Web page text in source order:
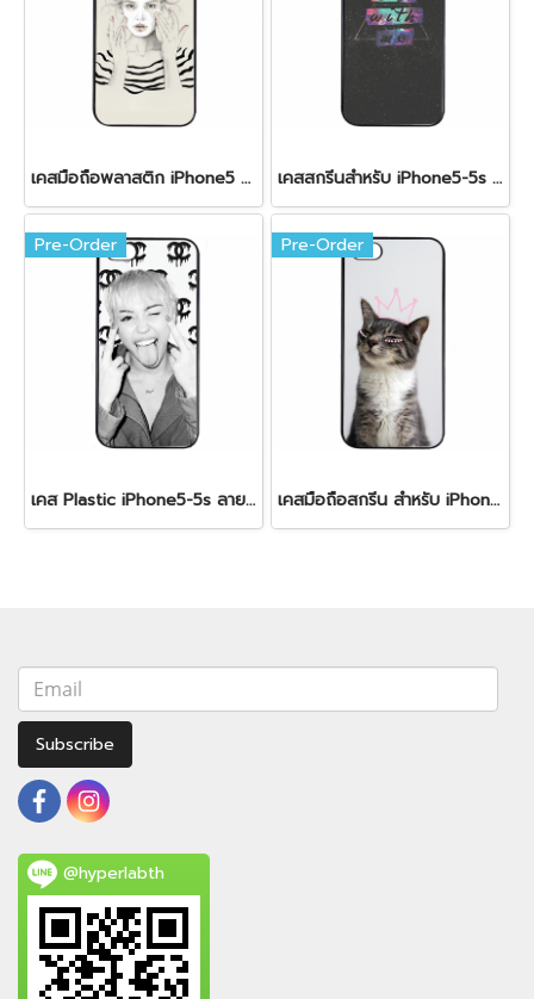
เคสมือถือพลาสติก iPhone5 ลาย Cute girl เคสสกรีนสำหรับ iPhone5-5s ลาย Fly with me
Pre-Order
เคส Plastic iPhone5-5s ลาย Women & Chanel
Pre-Order
เคสมือถือสกรีน สำหรับ iPhone5-i5s รูปแมว
Subscribe
@hyperlabth